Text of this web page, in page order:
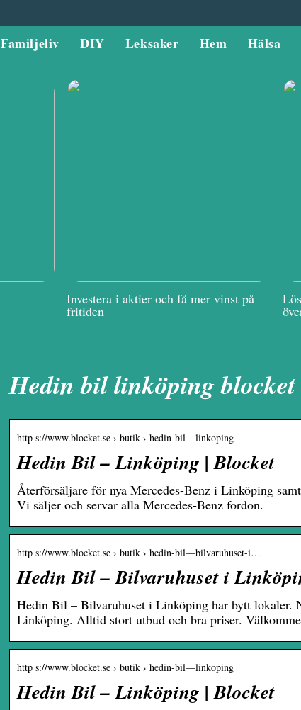
Familjeliv DIY Leksaker Hem Hälsa
Investera i aktier och få mer vinst på
fritiden
Hedin bil linköping blocket
http s://www.blocket.se › butik › hedin-bil—linkoping
Hedin Bil – Linköping | Blocket
Återförsäljare för nya Mercedes-Benz i Linköping
Vi säljer och servar alla Mercedes-Benz fordon.
http s://www.blocket.se › butik › hedin-bil—bilvaruhuset-i…
Hedin Bil – Bilvaruhuset i
Hedin Bil – Bilvaruhuset i Linköping har bytt lokaler.
Linköping. Alltid stort utbud och bra priser.
http s://www.blocket.se › butik › hedin-bil—linkoping
Hedin Bil – Linköping | Blocket